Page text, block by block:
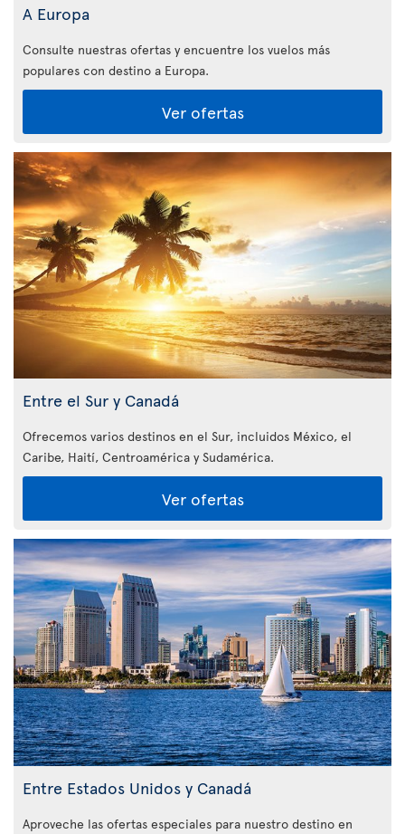
A Europa
Consulte nuestras ofertas y encuentre los vuelos más
populares con destino a Europa.
Ver ofertas
Entre el Sur y Canadá
Ofrecemos varios destinos en el Sur, incluidos México, el
Caribe, Haití, Centroamérica y Sudamérica.
Ver ofertas
Entre Estados Unidos y Canadá
Aproveche las ofertas especiales para nuestro destino en